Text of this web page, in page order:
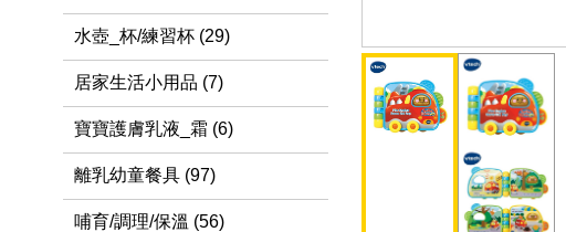
水壺_杯/練習杯 (29)
居家生活小用品 (7)
寶寶護膚乳液_霜 (6)
離乳幼童餐具 (97)
哺育/調理/保溫 (56)